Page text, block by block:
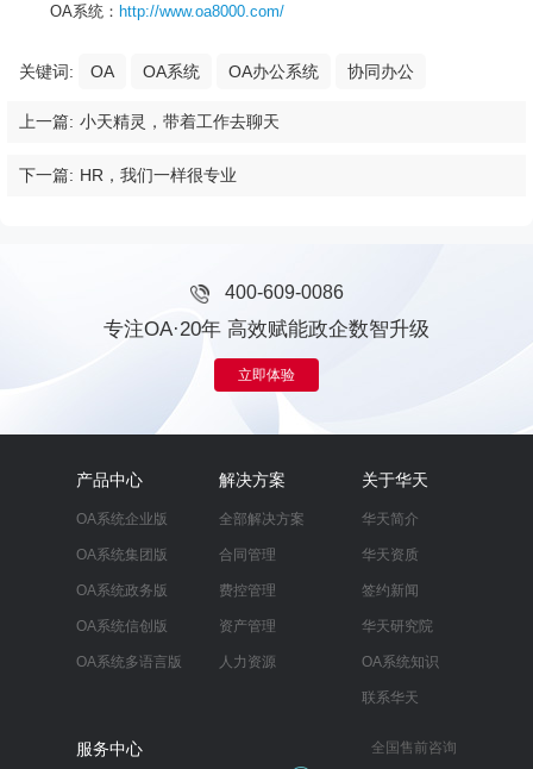
OA系统： http://www.oa8000.com/
关键词: OA OA系统 OA办公系统 协同办公
上一篇: 小天精灵，带着工作去聊天
下一篇: HR，我们一样很专业
400-609-0086
专注OA·20年 高效赋能政企数智升级
立即体验
产品中心
OA系统企业版
OA系统集团版
OA系统政务版
OA系统信创版
OA系统多语言版
解决方案
全部解决方案
合同管理
费控管理
资产管理
人力资源
关于华天
华天简介
华天资质
签约新闻
华天研究院
OA系统知识
联系华天
服务中心 全国售前咨询